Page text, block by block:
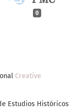
0
Creative
Estudios Históricos